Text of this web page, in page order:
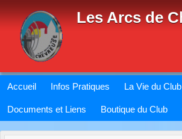
Les Arcs de
Accueil Infos Pratiques La Vie du Club
Documents et Liens Boutique du Club